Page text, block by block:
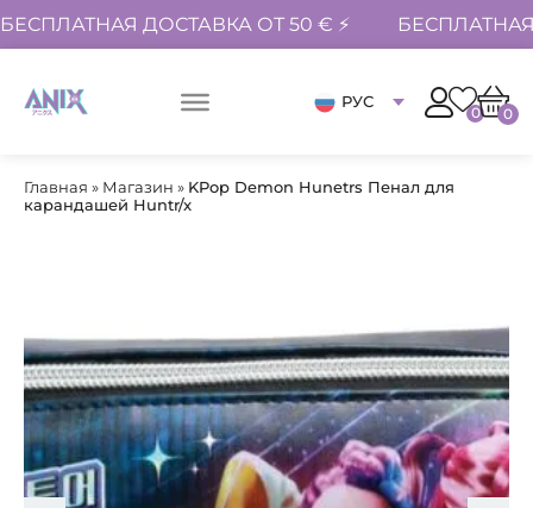
БЕСПЛАТНАЯ ДОСТАВКА ОТ 50 € ⚡
РУС
0 0
Главная » Магазин » KPop Demon Hunetrs Пенал для
карандашей Huntr/x